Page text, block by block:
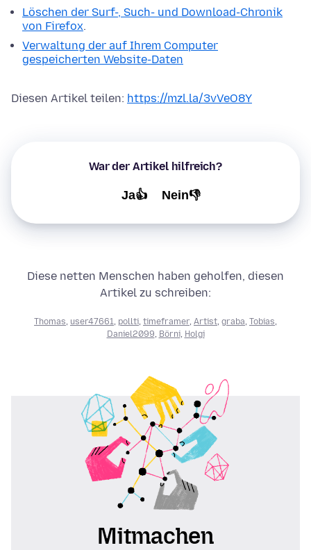
Löschen der Surf-, Such- und Download-Chronik
von Firefox.
Verwaltung der auf Ihrem Computer
gespeicherten Website-Daten
Diesen Artikel teilen: https://mzl.la/3vVeO8Y
War der Artikel hilfreich?
Ja👍 Nein👎
Diese netten Menschen haben geholfen, diesen
Artikel zu schreiben:
Thomas user47661 pollti timeframer, Artist graba Tobias
Daniel2099 Börni, Holgi
Mitmachen